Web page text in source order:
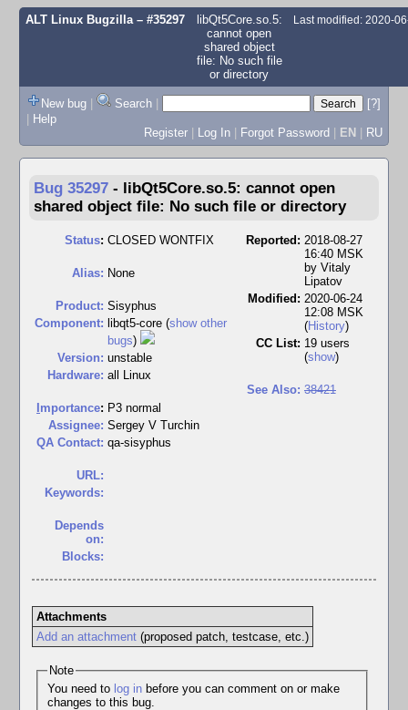
ALT Linux Bugzilla– #35297
libQt5Core.so.5:
cannot open
shared object
file: No such file
or directory
Last modified: 2020-
New bug | Search |
[?]
| Help
Register | Log In | Forgot Password | EN | RU
Bug 35297 - libQt5Core.so.5: cannot open
shared object file: No such file or directory
Status: CLOSED WONTFIX
Alias: None
Product: Sisyphus
Component: libqt5-core (show other
bugs)
Version: unstable
Hardware: all Linux
mportance: P3 normal
Assignee: Sergey V Turchin
QA Contact: qa-sisyphus
URL:
Keywords:
Depends
on:
Blocks:
Reported: 2018-08-27
16:40 MSK
by Vitaly
Lipatov
Modified: 2020-06-24
12:08 MSK
(History)
CC List: 19 users
(show)
See Also: 38421
Attachments
Add an attachment(proposed patch, testcase, etc.)
Note
You need to log inbefore you can comment on or make
changes to this bug.